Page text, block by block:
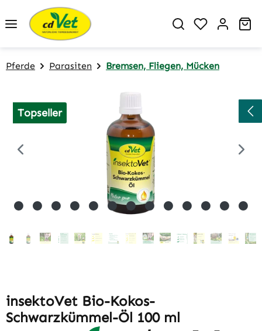
Zum Hauptinhalt springen
Du hast 0
Pferde Parasiten Bremsen, Fliegen, Mücken
Bildergalerie überspringen
Topseller
insektoVet Bio-Kokos-
Schwarzkümmel-Öl 100 ml